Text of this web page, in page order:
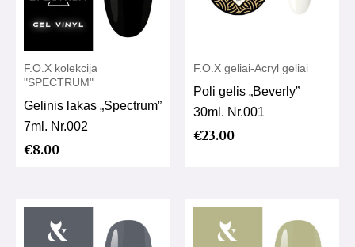
F.O.X kolekcija
"SPECTRUM"
Gelinis lakas „Spectrum”
7ml. Nr.002
€8.00
F.O.X geliai-Acryl geliai
Poli gelis „Beverly”
30ml. Nr.001
€23.00